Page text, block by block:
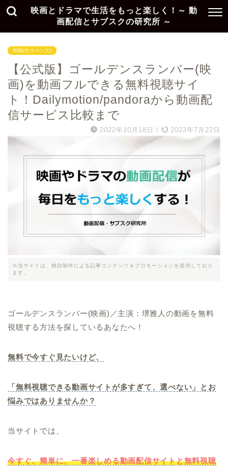
映画とドラマで生活をもっと楽しく！～ 動
画配信とサブスクの研究所 ～
邦画(サスペンス)
【公式版】ゴールデンスランバー(映
画)を動画フルできる無料視聴サイ
ト！Dailymotion/pandoraから動画配
信サービス比較まで
2022年10月18日 / 2023年7月22日
※当サイトは、独自制作による記事コンテンツ＆プロモーションを提供しており
ます。
ゴールデンスランバー(映画)／主演：堺雅人の動画を無料
視聴する方法を探しているあなたへ！
無料で今すぐ見たいけど、
「無料視聴できる動画サイトが多すぎて、選べない」とお
悩みではありませんか？
当サイトでは、
今すぐ、簡単に、一番楽しめる動画配信サイトと無料視聴